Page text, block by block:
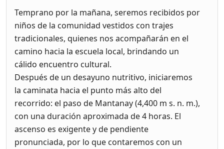
Temprano por la mañana, seremos recibidos por
niños de la comunidad vestidos con trajes
tradicionales, quienes nos acompañarán en el
camino hacia la escuela local, brindando un
cálido encuentro cultural.
Después de un desayuno nutritivo, iniciaremos
la caminata hacia el punto más alto del
recorrido: el paso de Mantanay (4,400 m s. n. m.),
con una duración aproximada de 4 horas. El
ascenso es exigente y de pendiente
pronunciada, por lo que contaremos con un